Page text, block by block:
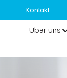
Kontakt
Über uns